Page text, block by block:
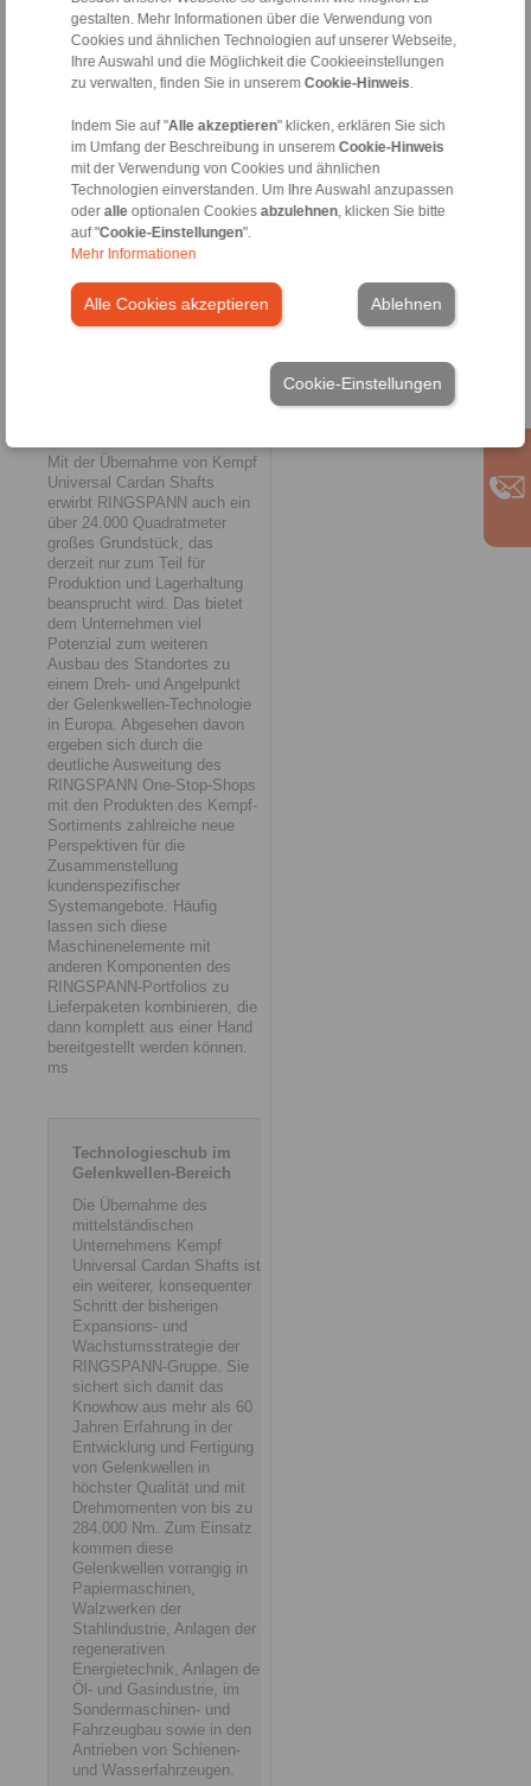
gestalten. Mehr Informationen über die Verwendung von
Cookies und ähnlichen Technologien auf unserer Webseite,
Ihre Auswahl und die Möglichkeit die Cookieeinstellungen
zu verwalten, finden Sie in unserem Cookie-Hinweis
Indem Sie auf "Alle akzeptieren" klicken, erklären Sie sich
im Umfang der Beschreibung in unserem Cookie-Hinweis
mit der Verwendung von Cookies und ähnlichen
Technologien einverstanden. Um Ihre Auswahl anzupassen
oder alleoptionalen Cookies abzulehnen, klicken Sie bitte
auf "Cookie-Einstellungen".
Mehr Informationen
Alle Cookies akzeptieren Ablehnen
Cookie-Einstellungen
Helfrich und seinen
Prokuristen, dem
Chefkonstrukteur Matthias
Trabert und dem Einkaufsleiter
köpfige Belegschaft wird
vollzählig übernommen. „Auf
diese Weise bleiben uns die
vielfältigen Kompetenzen, das
Knowhow und die Erfahrung
der Mitarbeiter erhalten. Das
dürfte auch alle nun
anstehenden Prozesse im
Rahmen der organisatorischen
und technischen Integration in
die RINGSPANN-Gruppe
Mit der Übernahme von Kempf
Universal Cardan Shafts
erwirbt RINGSPANN auch ein
über 24.000 Quadratmeter
großes Grundstück, das
derzeit nur zum Teil für
Produktion und Lagerhaltung
beansprucht wird. Das bietet
dem Unternehmen viel
Potenzial zum weiteren
Ausbau des Standortes zu
einem Dreh- und Angelpunkt
der Gelenkwellen-Technologie
in Europa. Abgesehen davon
ergeben sich durch die
deutliche Ausweitung des
RINGSPANN One-Stop-Shops
mit den Produkten des Kempf-
Sortiments zahlreiche neue
Perspektiven für die
Zusammenstellung
kundenspezifischer
Systemangebote. Häufig
lassen sich diese
Maschinenelemente mit
anderen Komponenten des
RINGSPANN-Portfolios zu
Lieferpaketen kombinieren, die
dann komplett aus einer Hand
bereitgestellt werden können.
ms
Technologieschub im
Gelenkwellen-Bereich
Die Übernahme des
mittelständischen
Unternehmens Kempf
Universal Cardan Shafts ist
ein weiterer, konsequenter
Schritt der bisherigen
Expansions- und
Wachstumsstrategie der
RINGSPANN-Gruppe. Sie
sichert sich damit das
Knowhow aus mehr als 60
Jahren Erfahrung in der
Entwicklung und Fertigung
von Gelenkwellen in
höchster Qualität und mit
Drehmomenten von bis zu
284.000 Nm. Zum Einsatz
kommen diese
Gelenkwellen vorrangig in
Papiermaschinen,
Walzwerken der
Stahlindustrie, Anlagen der
regenerativen
Energietechnik, Anlagen der
Öl- und Gasindustrie, im
Sondermaschinen- und
Fahrzeugbau sowie in den
Antrieben von Schienen-
und Wasserfahrzeugen.